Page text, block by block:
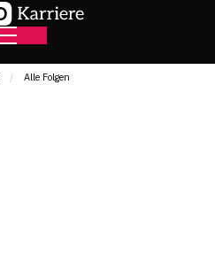
Alle Folgen